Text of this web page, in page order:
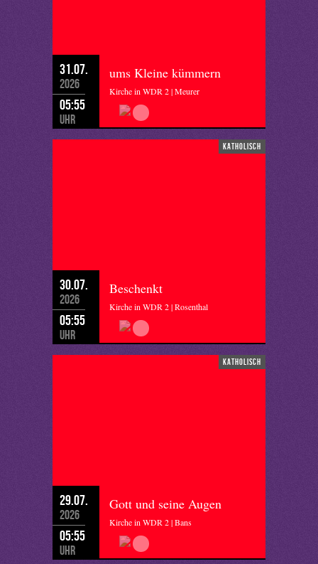
31.07.
2026
05:55
Uhr
ums Kleine kümmern
Kirche in WDR 2 | Meurer
katholisch
30.07.
2026
05:55
Uhr
Beschenkt
Kirche in WDR 2 | Rosenthal
katholisch
29.07.
2026
05:55
Uhr
Gott und seine Augen
Kirche in WDR 2 | Bans